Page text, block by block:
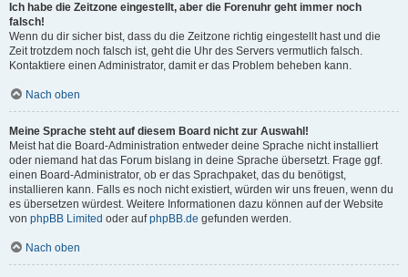
Ich habe die Zeitzone eingestellt, aber die Forenuhr geht immer noch
falsch!
Wenn du dir sicher bist, dass du die Zeitzone richtig eingestellt hast und die
Zeit trotzdem noch falsch ist, geht die Uhr des Servers vermutlich falsch.
Kontaktiere einen Administrator, damit er das Problem beheben kann.
Nach oben
Meine Sprache steht auf diesem Board nicht zur Auswahl!
Meist hat die Board-Administration entweder deine Sprache nicht installiert
oder niemand hat das Forum bislang in deine Sprache übersetzt. Frage ggf.
einen Board-Administrator, ob er das Sprachpaket, das du benötigst,
installieren kann. Falls es noch nicht existiert, würden wir uns freuen, wenn du
es übersetzen würdest. Weitere Informationen dazu können auf der Website
von phpBB Limited oder aufphpBB.de gefunden werden.
Nach oben